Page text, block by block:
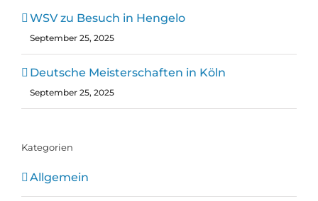
WSV zu Besuch in Hengelo
September 25, 2025
Deutsche Meisterschaften in Köln
September 25, 2025
Kategorien
Allgemein